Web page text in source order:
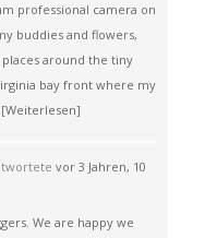
professional camera on
buddies and flowers,
around the tiny
bay front where my
[Weiterlesen]
vor 3 Jahren, 10
We are happy we